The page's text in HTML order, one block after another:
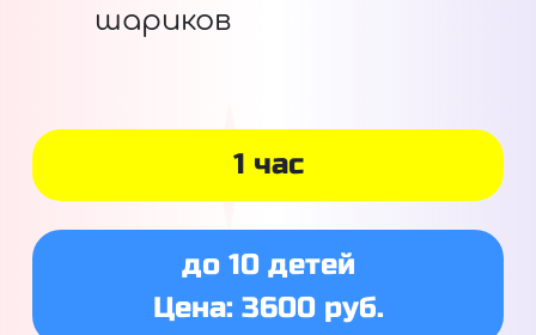
шариков
1 час
до 10 детей
Цена: 3600 руб.